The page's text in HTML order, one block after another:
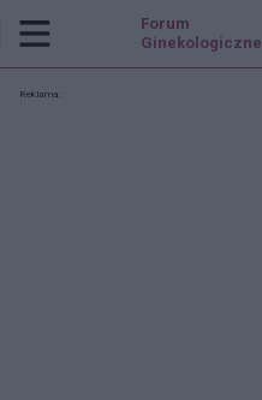
Forum
Ginekologiczne
Reklama: